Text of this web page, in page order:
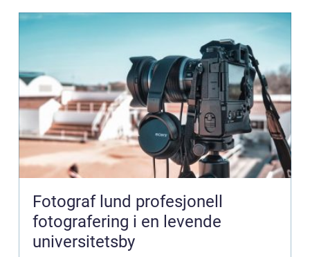
Fotograf lund profesjonell
fotografering i en levende
universitetsby